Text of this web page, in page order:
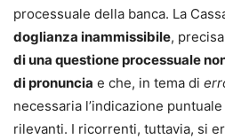
processuale della banca. La
doglianza inammissibile,
di una questione processuale
di pronuncia e che, in tema di
necessaria l’indicazione
rilevanti. I ricorrenti, tuttavia, si